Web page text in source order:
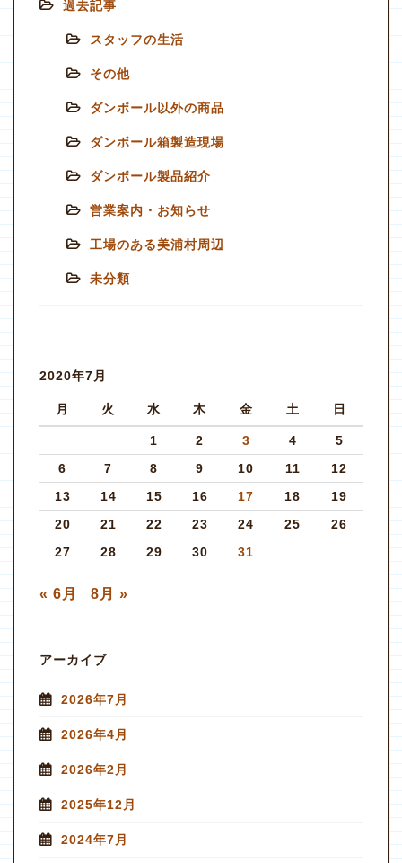
過去記事
スタッフの生活
その他
ダンボール以外の商品
ダンボール箱製造現場
ダンボール製品紹介
営業案内・お知らせ
工場のある美浦村周辺
未分類
2020年7月
月 火 水 木 金 土 日
1 2 3 4
5
6
7 8 9 10 11
12
13
14 15 16 17 18
19
20
21 22 23 24 25
26
27
28 29 30 31
« 6月 8月 »
アーカイブ
2026年7月
2026年4月
2026年2月
2025年12月
2024年7月